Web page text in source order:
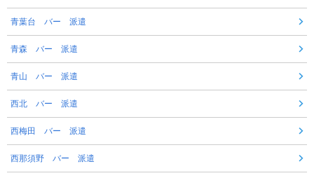
青葉台 バー 派遣
青森 バー 派遣
青山 バー 派遣
西北 バー 派遣
西梅田 バー 派遣
西那須野 バー 派遣